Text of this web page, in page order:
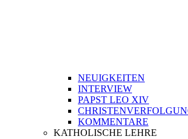
NEUIGKEITEN
INTERVIEW
PAPST LEO XIV
KOMMENTARE
KATHOLISCHE LEHRE